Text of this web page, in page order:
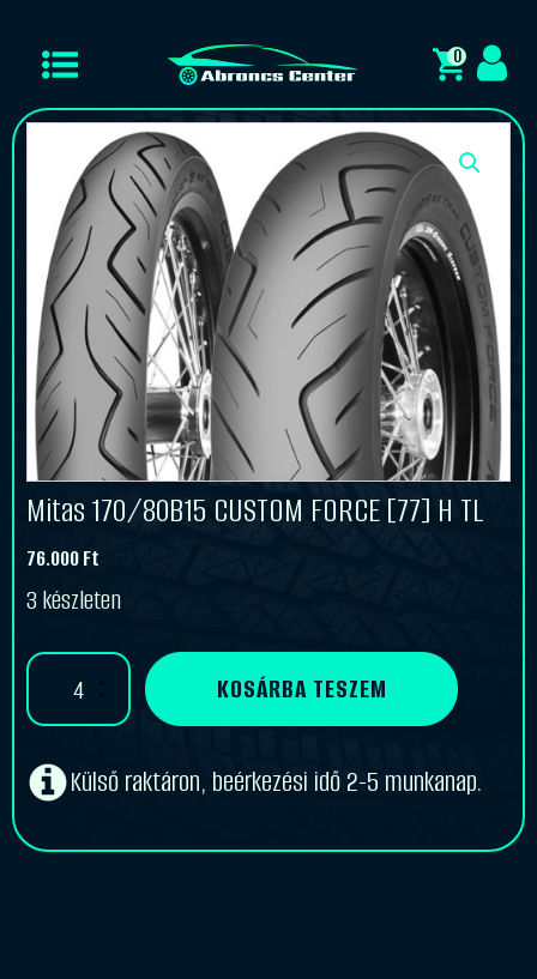
0
Mitas 170/80B15 CUSTOM FORCE [77] H TL
76.000Ft
3 készleten
Mitas
CUSTOM
[77]
H
KOSÁRBA TESZEM
Külső raktáron, beérkezési idő 2-5 munkanap.